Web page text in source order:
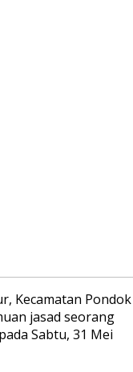
Kecamatan Pondok
jasad seorang
Sabtu, 31 Mei